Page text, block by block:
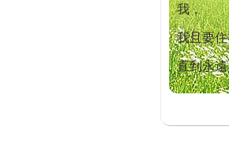
我，
我且要
直到永